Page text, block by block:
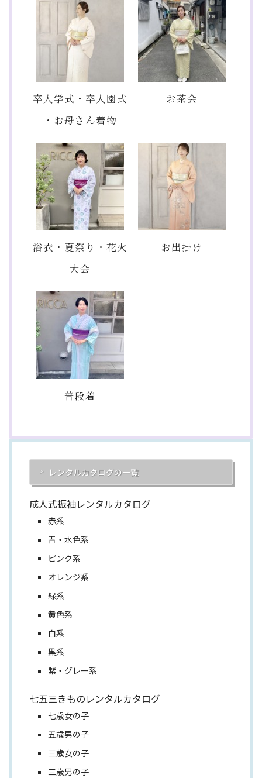
卒入学式・卒入園式
・お母さん着物
お茶会
浴衣・夏祭り・花火
大会
お出掛け
普段着
レンタルカタログの一覧
成人式振袖レンタルカタログ
赤系
青・水色系
ピンク系
オレンジ系
緑系
黄色系
白系
黒系
紫・グレー系
七五三きものレンタルカタログ
七歳女の子
五歳男の子
三歳女の子
三歳男の子